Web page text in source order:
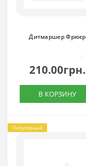
Дитмаршер Фрюєр
210.00грн.
В КОРЗИНУ
Популярный